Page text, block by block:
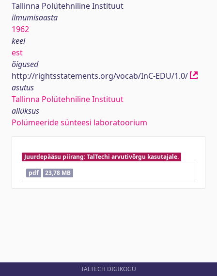
Tallinna Polütehniline Instituut
ilmumisaasta
1962
keel
est
õigused
http://rightsstatements.org/vocab/InC-EDU/1.0/
asutus
Tallinna Polütehniline Instituut
allüksus
Polümeeride sünteesi laboratoorium
Juurdepääsu piirang: TalTechi arvutivõrgu kasutajale.
pdf
23,78 MB
TALTECH DIGIKOGU